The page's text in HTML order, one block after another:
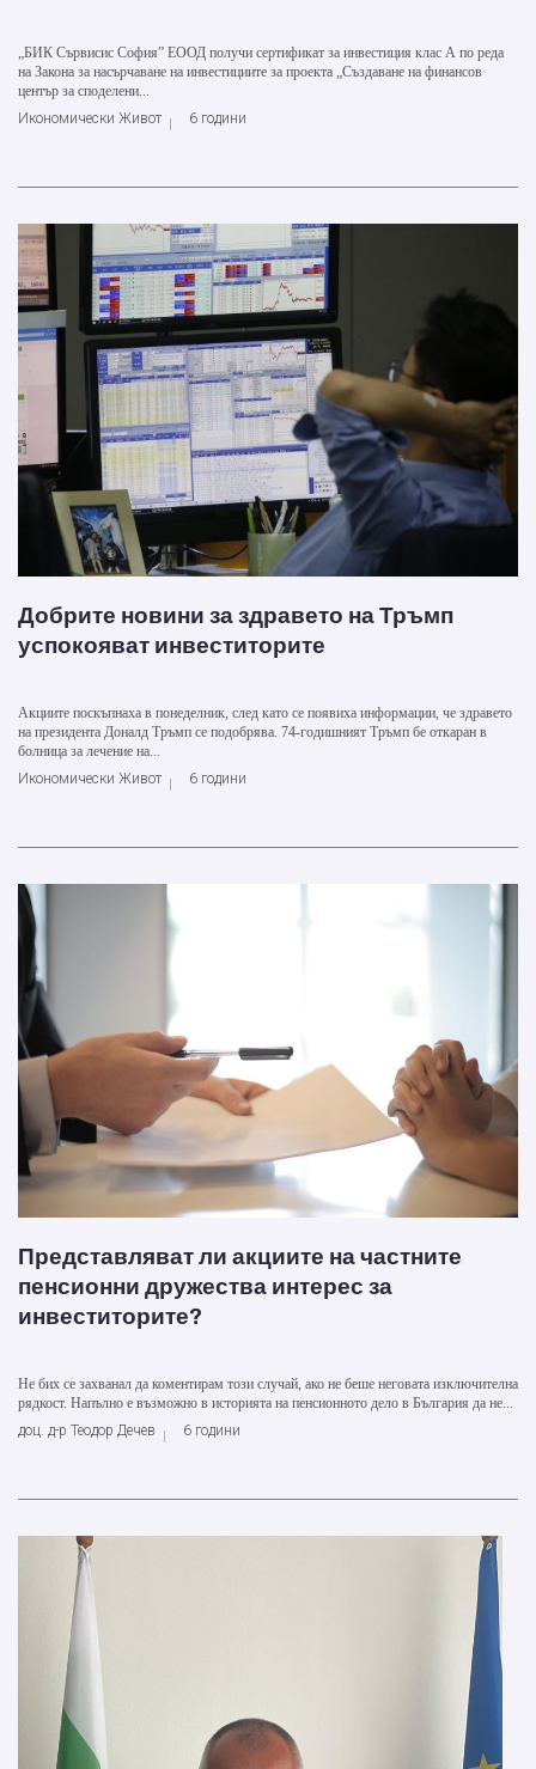
„БИК Сървисис София” ЕООД получи сертификат за инвестиция клас А по реда
на Закона за насърчаване на инвестициите за проекта „Създаване на финансов
център за споделени...
Икономически Живот
6 години
Добрите новини за здравето на Тръмп
успокояват инвеститорите
Акциите поскъпнаха в понеделник, след като се появиха информации, че здравето
на президента Доналд Тръмп се подобрява. 74-годишният Тръмп бе откаран в
болница за лечение на...
Икономически Живот
6 години
Представляват ли акциите на частните
пенсионни дружества интерес за
инвеститорите?
Не бих се захванал да коментирам този случай, ако не беше неговата изключителна
рядкост. Напълно е възможно в историята на пенсионното дело в България да не...
доц. д-р Теодор Дечев
6 години